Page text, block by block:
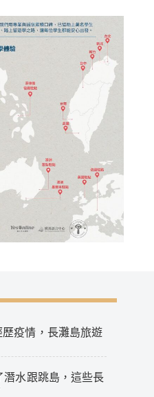
疫情，長灘島旅遊
潛水跟跳島，這些長